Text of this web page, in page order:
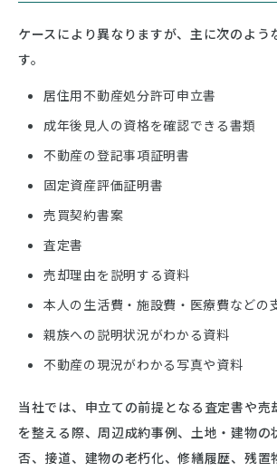
ケースにより異なりますが、主に次のよう
す。
居住用不動産処分許可申立書
成年後見人の資格を確認できる書類
不動産の登記事項証明書
固定資産評価証明書
売買契約書案
査定書
売却理由を説明する資料
本人の生活費・施設費・医療費などの
親族への説明状況がわかる資料
不動産の現況がわかる写真や資料
当社では、申立ての前提となる査定書や売
を整える際、周辺成約事例、土地・建物の
否、接道、建物の老朽化、修繕履歴、残置